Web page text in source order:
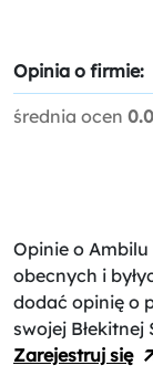
Opinia o firmie:
średnia ocen
Opinie o Ambilu
obecnych i
dodać opinię o
swojej Błekitnej
Zarejestruj się